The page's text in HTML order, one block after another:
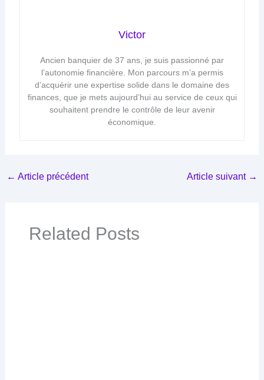
Victor
Ancien banquier de 37 ans, je suis passionné par
l’autonomie financière. Mon parcours m’a permis
d’acquérir une expertise solide dans le domaine des
finances, que je mets aujourd’hui au service de ceux qui
souhaitent prendre le contrôle de leur avenir
économique.
← Article précédent Article suivant →
Related Posts